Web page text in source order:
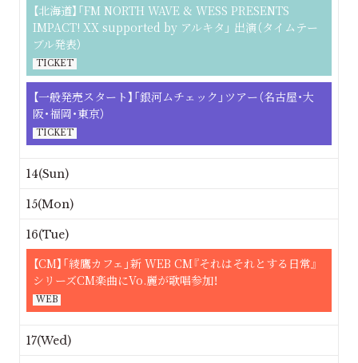
【北海道】「FM NORTH WAVE & WESS PRESENTS
IMPACT! XX supported by アルキタ」 出演（タイムテー
ブル発表）
TICKET
【一般発売スタート】「銀河ムチェック」ツアー（名古屋・大
阪・福岡・東京）
TICKET
14(Sun)
15(Mon)
16(Tue)
【CM】「綾鷹カフェ」新 WEB CM『それはそれとする日常』
シリーズCM楽曲にVo.麗が歌唱参加！
WEB
17(Wed)